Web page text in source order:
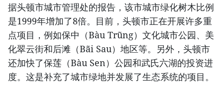
据头顿市城市管理处的报告，该市城市绿化树木比例
是1999年增加了8倍。目前，头顿市正在开展许多重
点项目，例如保中（Bàu Trũng）文化城市公园、美
化翠云街和后滩（Bãi Sau）地区等。另外，头顿市
还加快了保莲（Bàu Sen）公园和武氏六湖的投资进
度。这是补充了城市绿地并发展了生态系统的项目。